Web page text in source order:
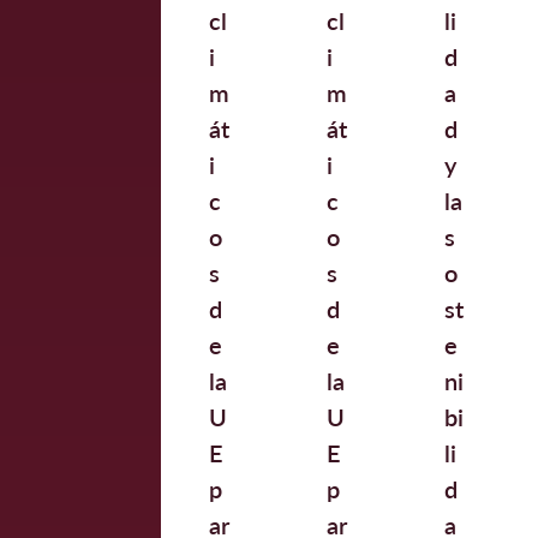
cl
i
m
át
i
c
o
s
d
e
la
U
E
p
ar
cl
i
m
át
i
c
o
s
d
e
la
U
E
p
ar
li
d
a
d
y
la
s
o
st
e
ni
bi
li
d
a